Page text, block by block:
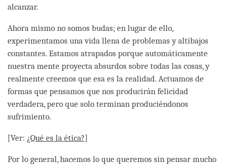
alcanzar.
Ahora mismo no somos budas; en lugar de ello,
experimentamos una vida llena de problemas y altibajos
constantes. Estamos atrapados porque automáticamente
nuestra mente proyecta absurdos sobre todas las cosas, y
realmente creemos que esa es la realidad. Actuamos de
formas que pensamos que nos producirán felicidad
verdadera, pero que solo terminan produciéndonos
sufrimiento.
[Ver: ¿Qué es la ética?]
Por lo general, hacemos lo que queremos sin pensar mucho